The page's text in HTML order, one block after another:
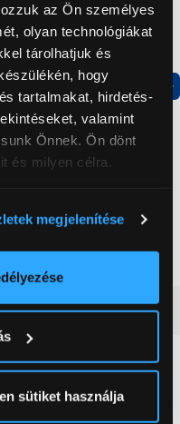
az Ön személyes
olyan technológiákat
tárolhatjuk és
hogy
tartalmakat, hirdetés-
valamint
Önnek. Ön dönt
és milyen célra.
pontossággal
annak konkrét
aRészletek
vagy visszavonhatja a
megjelenítése
sütiket használja
N619EAXL4
hűtőszekrény